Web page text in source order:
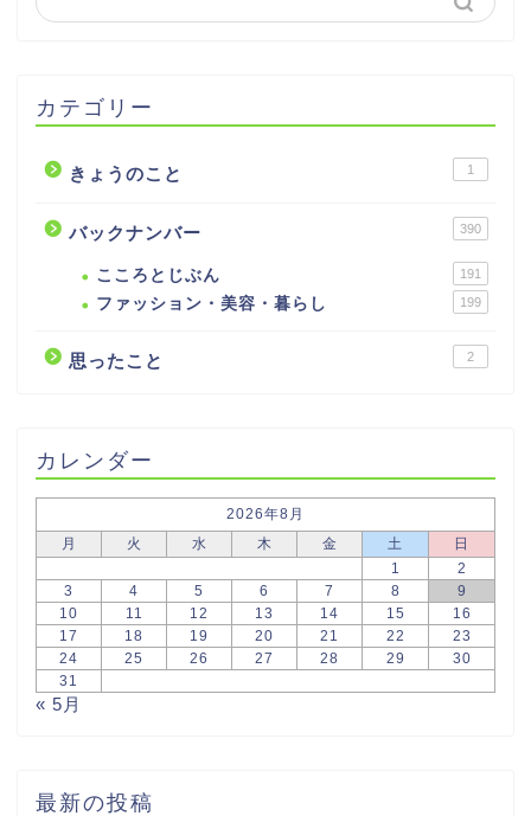
カテゴリー
きょうのこと 1
バックナンバー 390
こころとじぶん 191
ファッション・美容・暮らし 199
思ったこと 2
カレンダー
2026年8月
月
火 水 木 金 土
日
1
2
3
4 5 6 7 8
9
10
11 12 13 14 15
16
17
18 19 20 21 22
23
24
25 26 27 28 29
30
31
« 5月
最新の投稿